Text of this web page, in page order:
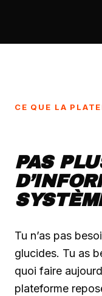
CE QUE LA
PAS
Tu n’as pas
glucides. Tu as
quoi faire
plateforme